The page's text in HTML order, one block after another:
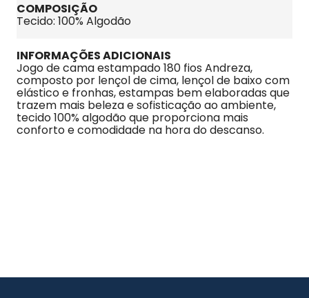
COMPOSIÇÃO
Tecido: 100% Algodão
INFORMAÇÕES ADICIONAIS
Jogo de cama estampado 180 fios Andreza,
composto por lençol de cima, lençol de baixo com
elástico e fronhas, estampas bem elaboradas que
trazem mais beleza e sofisticação ao ambiente,
tecido 100% algodão que proporciona mais
conforto e comodidade na hora do descanso.